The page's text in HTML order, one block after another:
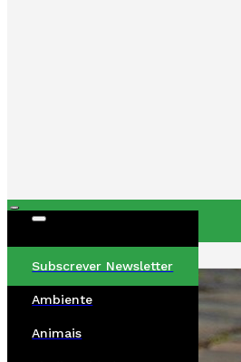
Subscrever Newsletter
Ambiente
Animais